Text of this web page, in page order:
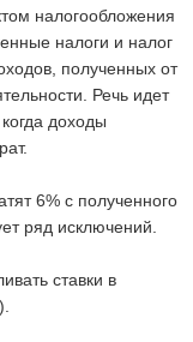
налогообложения
налоги и налог
полученных от
Речь идет
доходы
6% с полученного
ряд исключений.
ставки в